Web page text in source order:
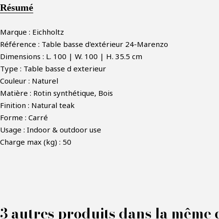
Résumé
Marque : Eichholtz
Référence : Table basse d'extérieur 24-Marenzo
Dimensions : L. 100 | W. 100 | H. 35.5 cm
Type : Table basse d exterieur
Couleur : Naturel
Matière : Rotin synthétique, Bois
Finition : Natural teak
Forme : Carré
Usage : Indoor & outdoor use
Charge max (kg) : 50
3 autres produits dans la même